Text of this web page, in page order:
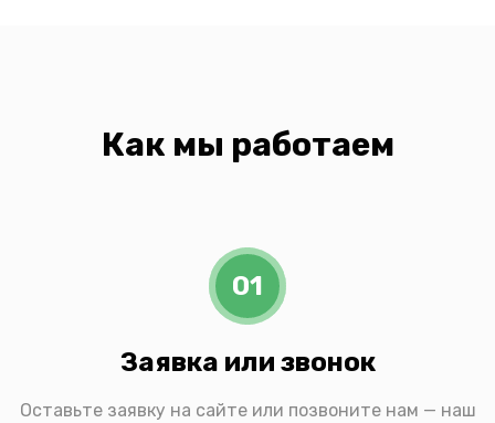
Как мы работаем
01
Заявка или звонок
Оставьте заявку на сайте или позвоните нам — наш